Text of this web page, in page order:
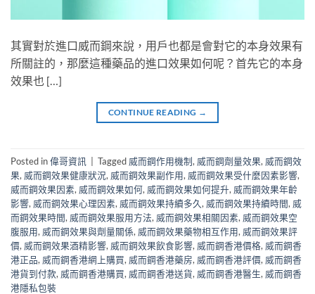
其實對於進口威而鋼來說，用戶也都是會對它的本身效果有
所關註的，那麼這種藥品的進口效果如何呢？首先它的本身
效果也 […]
CONTINUE READING →
Posted in偉哥資訊 Tagged 威而鋼作用機制, 威而鋼劑量效果, 威而鋼效
果, 威而鋼效果健康狀況, 威而鋼效果副作用, 威而鋼效果受什麼因素影響,
威而鋼效果因素, 威而鋼效果如何, 威而鋼效果如何提升, 威而鋼效果年齡
影響, 威而鋼效果心理因素, 威而鋼效果持續多久, 威而鋼效果持續時間, 威
而鋼效果時間, 威而鋼效果服用方法, 威而鋼效果相關因素, 威而鋼效果空
腹服用, 威而鋼效果與劑量關係, 威而鋼效果藥物相互作用, 威而鋼效果評
價, 威而鋼效果酒精影響, 威而鋼效果飲食影響, 威而鋼香港價格, 威而鋼香
港正品, 威而鋼香港網上購買, 威而鋼香港藥房, 威而鋼香港評價, 威而鋼香
港貨到付款, 威而鋼香港購買, 威而鋼香港送貨, 威而鋼香港醫生, 威而鋼香
港隱私包裝